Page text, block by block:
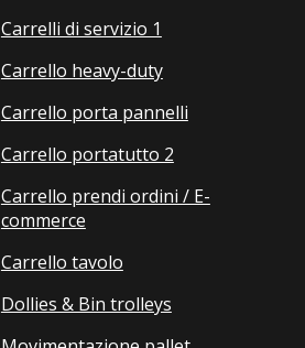
Carrelli di servizio 1
Carrello heavy-duty
Carrello porta pannelli
Carrello portatutto 2
Carrello prendi ordini / E-
commerce
Carrello tavolo
Dollies & Bin trolleys